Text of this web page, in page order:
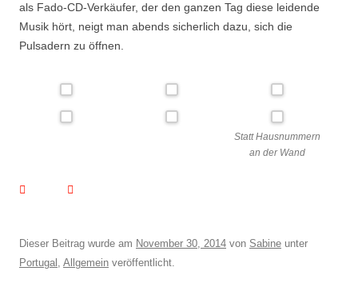
als Fado-CD-Verkäufer, der den ganzen Tag diese leidende
Musik hört, neigt man abends sicherlich dazu, sich die
Pulsadern zu öffnen.
Statt Hausnummern
an der Wand
Dieser Beitrag wurde am November 30, 2014 von Sabine unter
Portugal , Allgemein veröffentlicht.